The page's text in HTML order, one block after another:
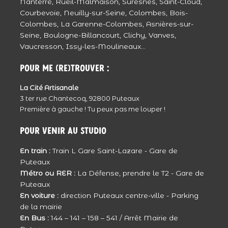
tellement humaine, ils ont bien fait. Grâce à
ça ils pourront tjs voir les derniers sourire de
leur mère, pleins d’amour et de vie.
Reportage rempli d’émotion … Les larmes
coulent …
Une très jolie famille … De très jolis clichés …
Répondre
Clarisse
tout d’abord une grande pensée pour toi,
Natacha et ta famille dans ce moment de
vie.
dans ces photos je te reconnais et je vois
d’ou vient ce sourire que j’ai pu voir à
Courbevoie, Neuilly-sur-Seine, Colombes, Bois-
Colombes, La Garenne-Colombes, Asnières-sur-
Seine, Boulogne-Billancourt, Clichy, Vanves,
Vaucresson, Issy-les-Moulineaux...
Pour me (re)trouver :
La Cité Artisanale
3 ter rue Chantecoq, 92800 Puteaux
Première à gauche ! Tu peux pas me louper !
Pour venir au studio
En train :Train L Gare Saint-Lazare - Gare de
Puteaux
Métro ou RER : La Défense, prendre le T2 - Gare de
Puteaux
En voiture :direction Puteaux centre-ville - Parking
de la mairie
En Bus :144 – 141 – 158 – 541 / Arrêt Mairie de